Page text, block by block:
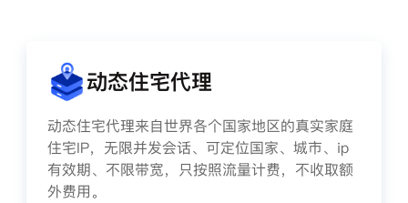
动态住宅代理
动态住宅代理来自世界各个国家地区的真实家庭
住宅IP，无限并发会话、可定位国家、城市、ip
有效期、不限带宽，只按照流量计费，不收取额
外费用。